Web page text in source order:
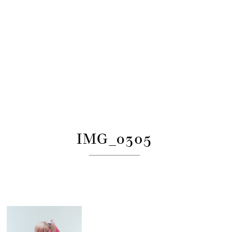
IMG_0305